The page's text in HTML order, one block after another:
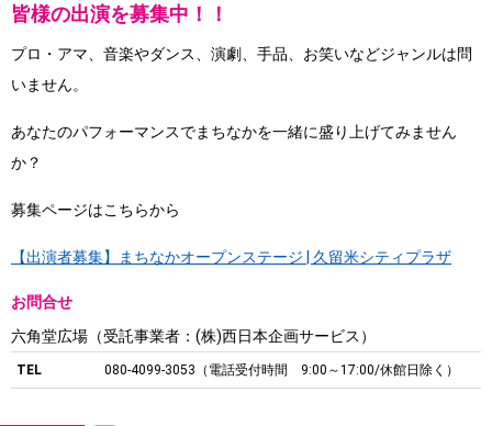
皆様の出演を募集中！！
プロ・アマ、音楽やダンス、演劇、手品、お笑いなどジャンルは問
いません。
あなたのパフォーマンスでまちなかを一緒に盛り上げてみません
か？
募集ページはこちらから
【出演者募集】まちなかオープンステージ | 久留米シティプラザ
お問合せ
六角堂広場（受託事業者：(株)西日本企画サービス）
TEL 080-4099-3053（電話受付時間 9:00～17:00/休館日除く）